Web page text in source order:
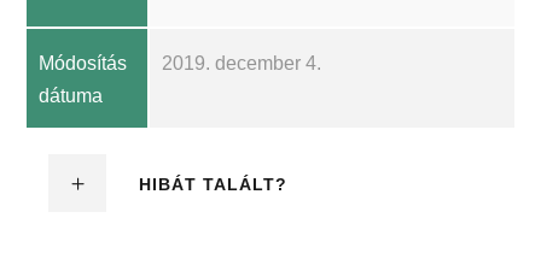
Módosítás
dátuma
2019. december 4.
HIBÁT TALÁLT?